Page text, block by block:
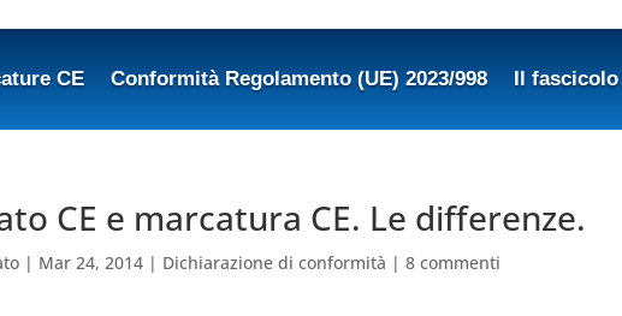
CE Conformità Regolamento (UE) 2023/998 Il
CE e marcatura CE. Le differenze.
| Mar 24, 2014 | Dichiarazione di conformità |8 commenti